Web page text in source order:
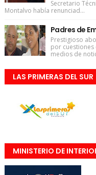
Secretario
Montalvo había renunciad...
Padres de
Prestigioso
por
medios de
LAS PRIMERAS DEL SUR
MINISTERIO DE